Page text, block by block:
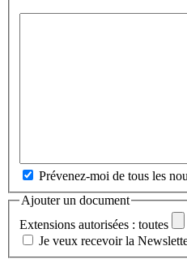
Prévenez-moi de tous les
Ajouter un document
Extensions autorisées : toutes
Je veux recevoir la